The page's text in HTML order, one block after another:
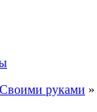
Своими руками »